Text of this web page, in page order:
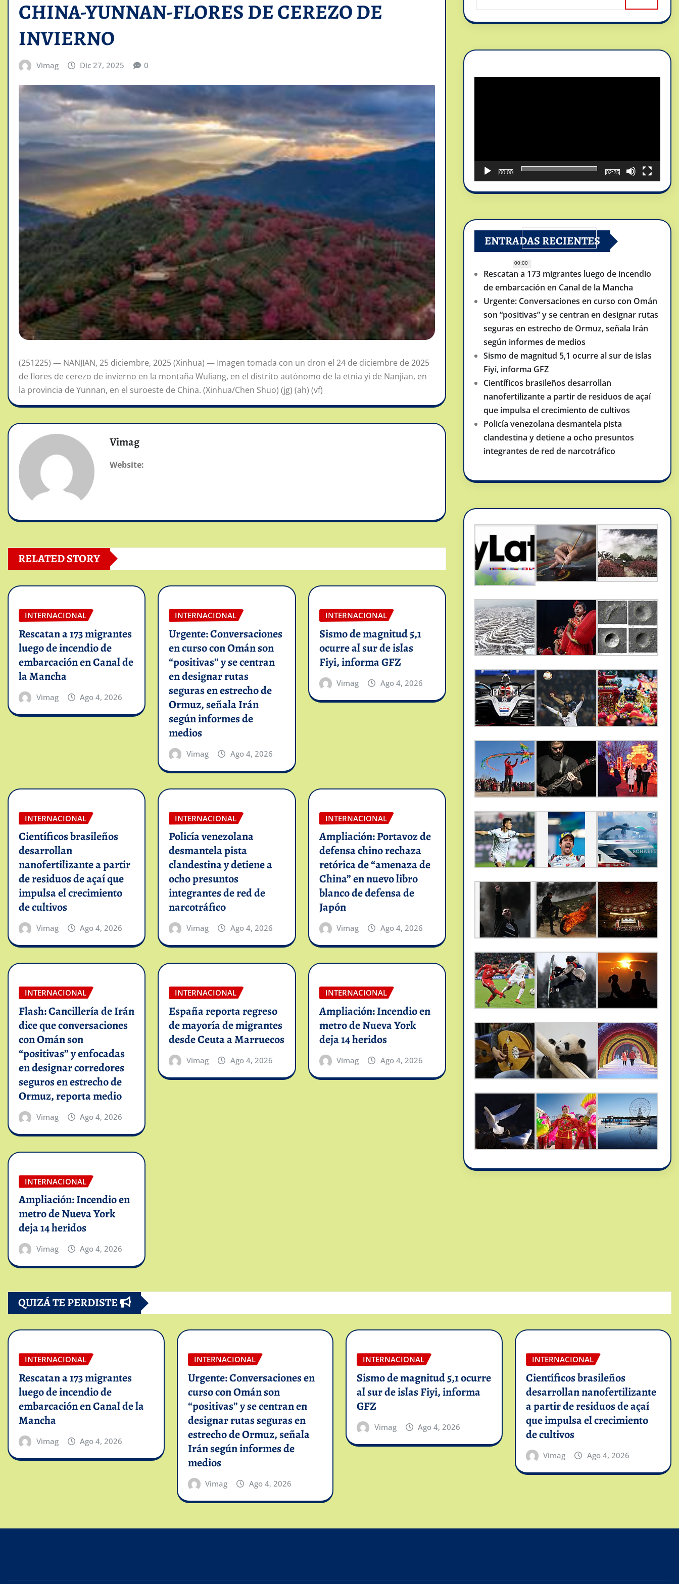
CHINA-YUNNAN-FLORES DE CEREZO DE
INVIERNO
Vimag Dic 27, 2025 0
(251225) — NANJIAN, 25 diciembre, 2025 (Xinhua) — Imagen tomada con un dron el 24 de diciembre de 2025
de flores de cerezo de invierno en la montaña Wuliang, en el distrito autónomo de la etnia yi de Nanjian, en
la provincia de Yunnan, en el suroeste de China. (Xinhua/Chen Shuo) (jg) (ah) (vf)
Vimag
Website:
RELATED STORY
INTERNACIONAL
Rescatan a 173 migrantes
luego de incendio de
embarcación en Canal de
la Mancha
Vimag Ago 4, 2026
INTERNACIONAL
Urgente: Conversaciones
en curso con Omán son
“positivas” y se centran
en designar rutas
seguras en estrecho de
Ormuz, señala Irán
según informes de
medios
Vimag Ago 4, 2026
INTERNACIONAL
Sismo de magnitud 5,1
ocurre al sur de islas
Fiyi, informa GFZ
Vimag Ago 4, 2026
INTERNACIONAL
Científicos brasileños
desarrollan
nanofertilizante a partir
de residuos de açaí que
impulsa el crecimiento
de cultivos
Vimag Ago 4, 2026
INTERNACIONAL
Policía venezolana
desmantela pista
clandestina y detiene a
ocho presuntos
integrantes de red de
narcotráfico
Vimag Ago 4, 2026
INTERNACIONAL
Ampliación: Portavoz de
defensa chino rechaza
retórica de “amenaza de
China” en nuevo libro
blanco de defensa de
Japón
Vimag Ago 4, 2026
INTERNACIONAL
Flash: Cancillería de Irán
dice que conversaciones
con Omán son
“positivas” y enfocadas
en designar corredores
seguros en estrecho de
Ormuz, reporta medio
Vimag Ago 4, 2026
INTERNACIONAL
España reporta regreso
de mayoría de migrantes
desde Ceuta a Marruecos
Vimag Ago 4, 2026
INTERNACIONAL
Ampliación: Incendio en
metro de Nueva York
deja 14 heridos
Vimag Ago 4, 2026
INTERNACIONAL
Ampliación: Incendio en
metro de Nueva York
deja 14 heridos
Vimag Ago 4, 2026
00:00
00:00
02:25
ENTRADAS RECIENTES
Rescatan a 173 migrantes luego de incendio
de embarcación en Canal de la Mancha
Urgente: Conversaciones en curso con Omán
son “positivas” y se centran en designar rutas
seguras en estrecho de Ormuz, señala Irán
según informes de medios
Sismo de magnitud 5,1 ocurre al sur de islas
Fiyi, informa GFZ
Científicos brasileños desarrollan
nanofertilizante a partir de residuos de açaí
que impulsa el crecimiento de cultivos
Policía venezolana desmantela pista
clandestina y detiene a ocho presuntos
integrantes de red de narcotráfico
QUIZÁ TE PERDISTE
INTERNACIONAL
Rescatan a 173 migrantes
luego de incendio de
embarcación en Canal de la
Mancha
Vimag Ago 4, 2026
INTERNACIONAL
Urgente: Conversaciones en
curso con Omán son
“positivas” y se centran en
designar rutas seguras en
estrecho de Ormuz, señala
Irán según informes de
medios
Vimag Ago 4, 2026
INTERNACIONAL
Sismo de magnitud 5,1 ocurre
al sur de islas Fiyi, informa
GFZ
Vimag Ago 4, 2026
INTERNACIONAL
Científicos brasileños
desarrollan nanofertilizante
a partir de residuos de açaí
que impulsa el crecimiento
de cultivos
Vimag Ago 4, 2026